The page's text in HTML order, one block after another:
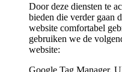
Door deze diensten te
bieden die verder gaan
website comfortabel
gebruiken we de
website:
Google Tag Manager,